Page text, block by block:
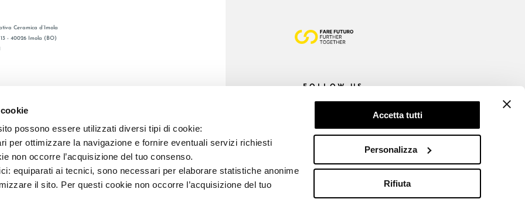
possono essere utilizzati diversi tipi di cookie:
per ottimizzare la navigazione e fornire eventuali servizi richiesti
non occorre l’acquisizione del tuo consenso.
equiparati ai tecnici, sono necessari per elaborare statistiche anonime
il sito. Per questi cookie non occorre l’acquisizione del tuo
Accetta tutti
Personalizza
Rifiuta
Ceramica d’Imola
- 40026 Imola (BO)
FOLLOW US
E REG. IMPR. BO 00286900378 R.E.A. BO 5545